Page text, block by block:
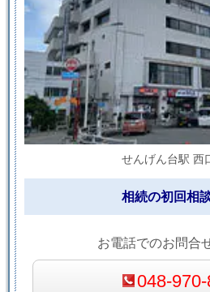
せんげん台駅 西
相続の初回相
お電話でのお問合
048-